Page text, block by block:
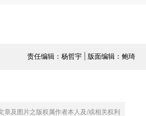
责任编辑：杨哲宇 | 版面编辑：鲍琦
章及图片之版权属作者本人及/或相关权利